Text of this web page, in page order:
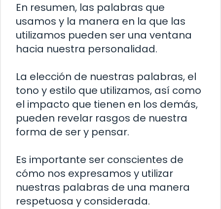
En resumen, las palabras que
usamos y la manera en la que las
utilizamos pueden ser una ventana
hacia nuestra personalidad.
La elección de nuestras palabras, el
tono y estilo que utilizamos, así como
el impacto que tienen en los demás,
pueden revelar rasgos de nuestra
forma de ser y pensar.
Es importante ser conscientes de
cómo nos expresamos y utilizar
nuestras palabras de una manera
respetuosa y considerada.